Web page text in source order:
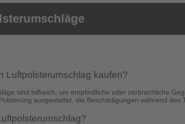
Luftpolsterumschlag kaufen?
sind hilfreich, um empfindliche oder zerbrechliche
ausgestattet, die Beschädigungen während des